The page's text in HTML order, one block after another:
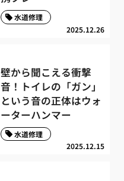
2025.12.26
水道修理
壁から聞こえる衝撃
音！トイレの「ガン」
という音の正体はウォ
ーターハンマー
2025.12.15
水道修理